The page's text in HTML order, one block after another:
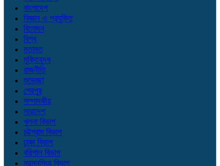
বাংলাদেশ
বিজ্ঞান ও প্রযুক্তি
বিনোদন
বিশ্ব
মতামত
মুক্তিযুদ্ধ
রাজনীতি
শুভেচ্ছা
শেরপুর
সম্পাদকীয়
সারাদেশ
খুলনা বিভাগ
চট্টগ্রাম বিভাগ
ঢাকা বিভাগ
বরিশাল বিভাগ
ময়মনসিংহ বিভাগ